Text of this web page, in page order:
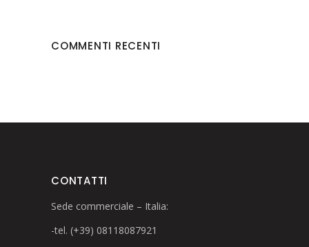
COMMENTI RECENTI
CONTATTI
Sede commerciale – Italia:
-tel. (+39) 08118087921